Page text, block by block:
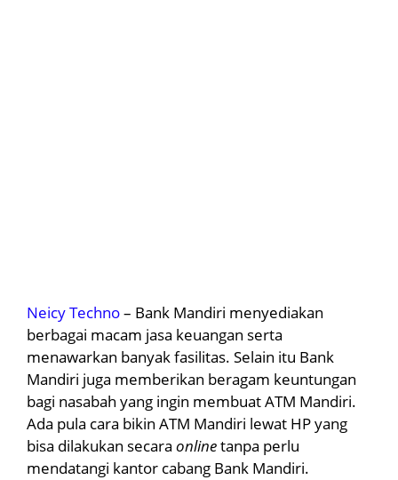
Neicy Techno– Bank Mandiri menyediakan
berbagai macam jasa keuangan serta
menawarkan banyak fasilitas. Selain itu Bank
Mandiri juga memberikan beragam keuntungan
bagi nasabah yang ingin membuat ATM Mandiri.
Ada pula cara bikin ATM Mandiri lewat HP yang
bisa dilakukan secara onlinetanpa perlu
mendatangi kantor cabang Bank Mandiri.